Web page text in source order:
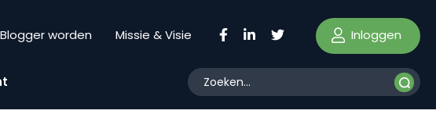
Blogger worden Missie & Visie Inloggen